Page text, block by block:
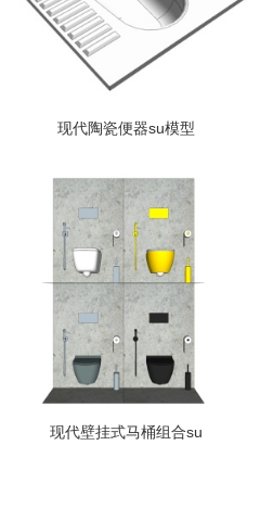
现代陶瓷便器su模型
现代壁挂式马桶组合su